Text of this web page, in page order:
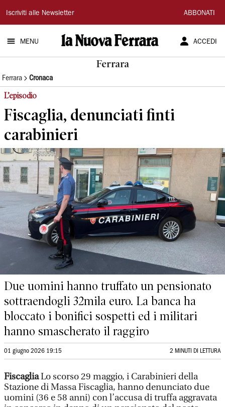
La
Nuova
Ferrara
Iscriviti alle Newsletter ABBONATI
MENU ACCEDI
Ferrara
Ferrara Cronaca
L’episodio
Fiscaglia, denunciati finti
carabinieri
Due uomini hanno truffato un pensionato
sottraendogli 32mila euro. La banca ha
bloccato i bonifici sospetti ed i militari
hanno smascherato il raggiro
01 giugno 2026 19:15 2 MINUTI DI LETTURA
FiscagliaLo scorso 29 maggio, i Carabinieri della
Stazione di Massa Fiscaglia, hanno denunciato due
uomini (36 e 58 anni) con l’accusa di truffa aggravata